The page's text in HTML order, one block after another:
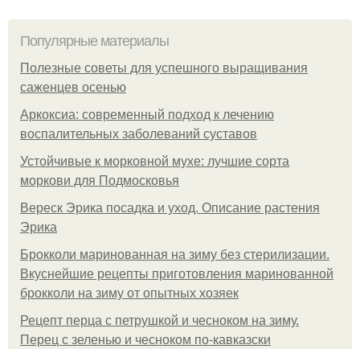
Популярные материалы
Полезные советы для успешного выращивания
саженцев осенью
Аркоксиа: современный подход к лечению
воспалительных заболеваний суставов
Устойчивые к морковной мухе: лучшие сорта
моркови для Подмосковья
Вереск Эрика посадка и уход. Описание растения
Эрика
Брокколи маринованная на зиму без стерилизации.
Вкуснейшие рецепты приготовления маринованной
брокколи на зиму от опытных хозяек
Рецепт перца с петрушкой и чесноком на зиму.
Перец с зеленью и чесноком по-кавказски